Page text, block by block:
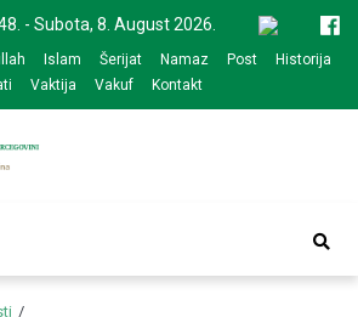
- Subota, 8. August 2026.
Islam Šerijat Namaz Post
Historija
Vaktija Vakuf Kontakt
Bijeljina